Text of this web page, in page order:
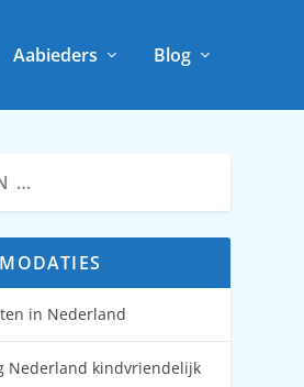
Aabieders Blog
in Nederland
Nederland kindvriendelijk